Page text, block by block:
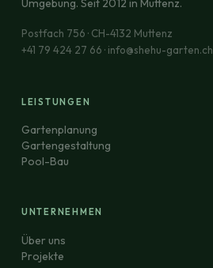
Umgebung. Seit 2012 in Muttenz.
Postfach 756 · CH-4132 Muttenz
+41 79 424 27 66 · info@shehu-garten.ch
LEISTUNGEN
Gartenplanung
Gartengestaltung
Pool-Bau
UNTERNEHMEN
Über uns
Projekte